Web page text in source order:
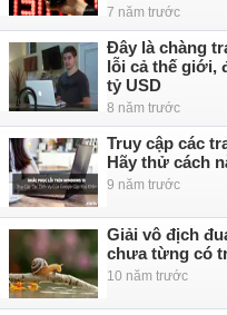
7 năm trước
Đây là chàng
lỗi cả thế giới,
tỷ USD
8 năm trước
Truy cập các
Hãy thử cách
9 năm trước
Giải vô địch
chưa từng có
10 năm trước